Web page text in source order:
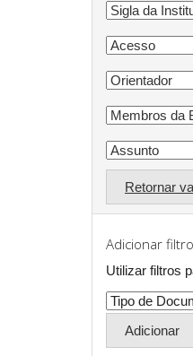
Retornar
Adicionar
Utilizar filtros